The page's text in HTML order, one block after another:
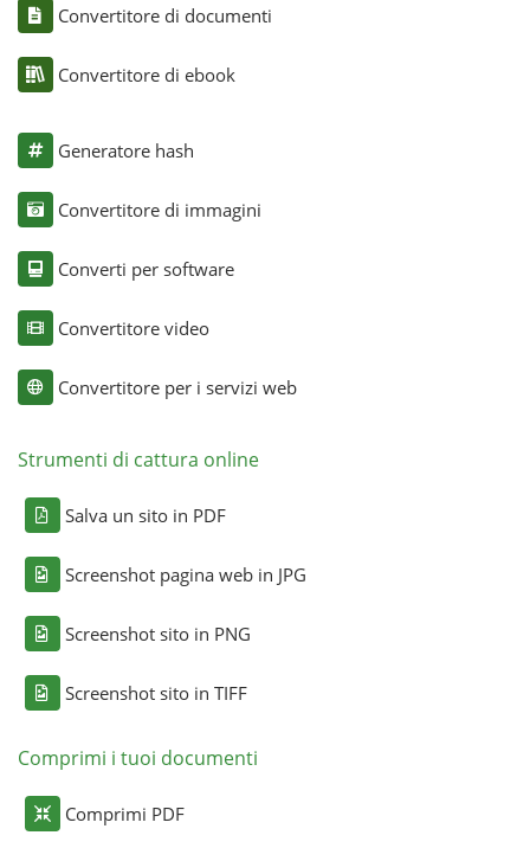
Convertitore di documenti
Convertitore di ebook
Generatore hash
Convertitore di immagini
Converti per software
Convertitore video
Convertitore per i servizi web
Strumenti di cattura online
Salva un sito in PDF
Screenshot pagina web in JPG
Screenshot sito in PNG
Screenshot sito in TIFF
Comprimi i tuoi documenti
Comprimi PDF